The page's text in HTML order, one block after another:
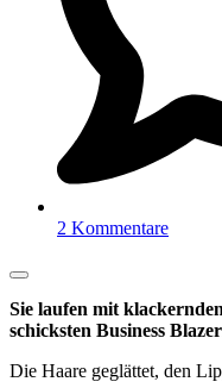
2 Kommentare
Sie laufen mit
schicksten Business
Die Haare geglättet, den